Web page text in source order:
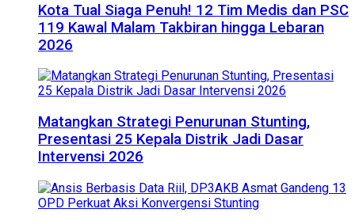
Kota Tual Siaga Penuh! 12 Tim Medis dan PSC
119 Kawal Malam Takbiran hingga Lebaran
2026
Matangkan Strategi Penurunan Stunting,
Presentasi 25 Kepala Distrik Jadi Dasar
Intervensi 2026